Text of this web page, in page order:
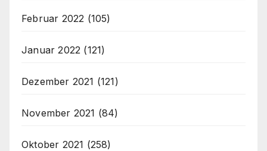
Februar 2022 (105)
Januar 2022 (121)
Dezember 2021 (121)
November 2021 (84)
Oktober 2021 (258)